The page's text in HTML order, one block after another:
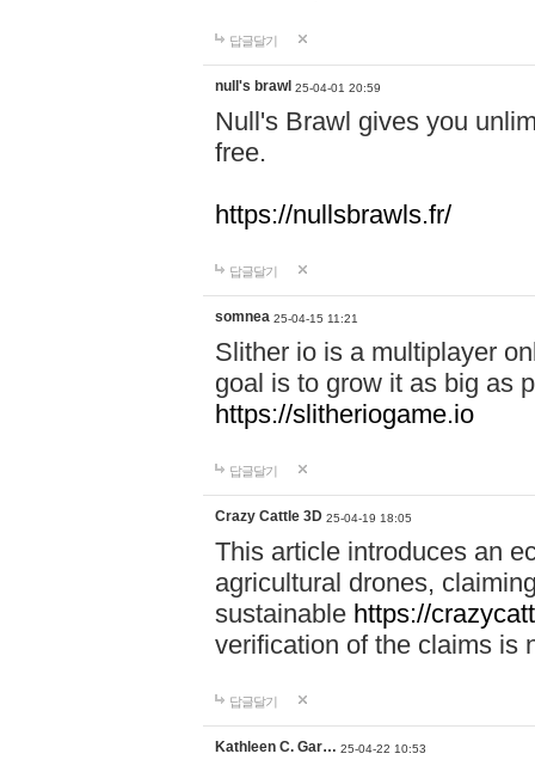
답글달기
null's brawl 25-04-01 20:59
Null's Brawl gives you
free.
https://nullsbrawls.fr/
답글달기
somnea 25-04-15 11:21
Slither io is a multiplayer
goal is to grow it as big as
https://slitheriogame.io
답글달기
Crazy Cattle 3D 25-04-19 18:05
This article introduces an
agricultural drones,
sustainable https://
verification of the claims is
답글달기
Kathleen C. Gar… 25-04-22 10:53